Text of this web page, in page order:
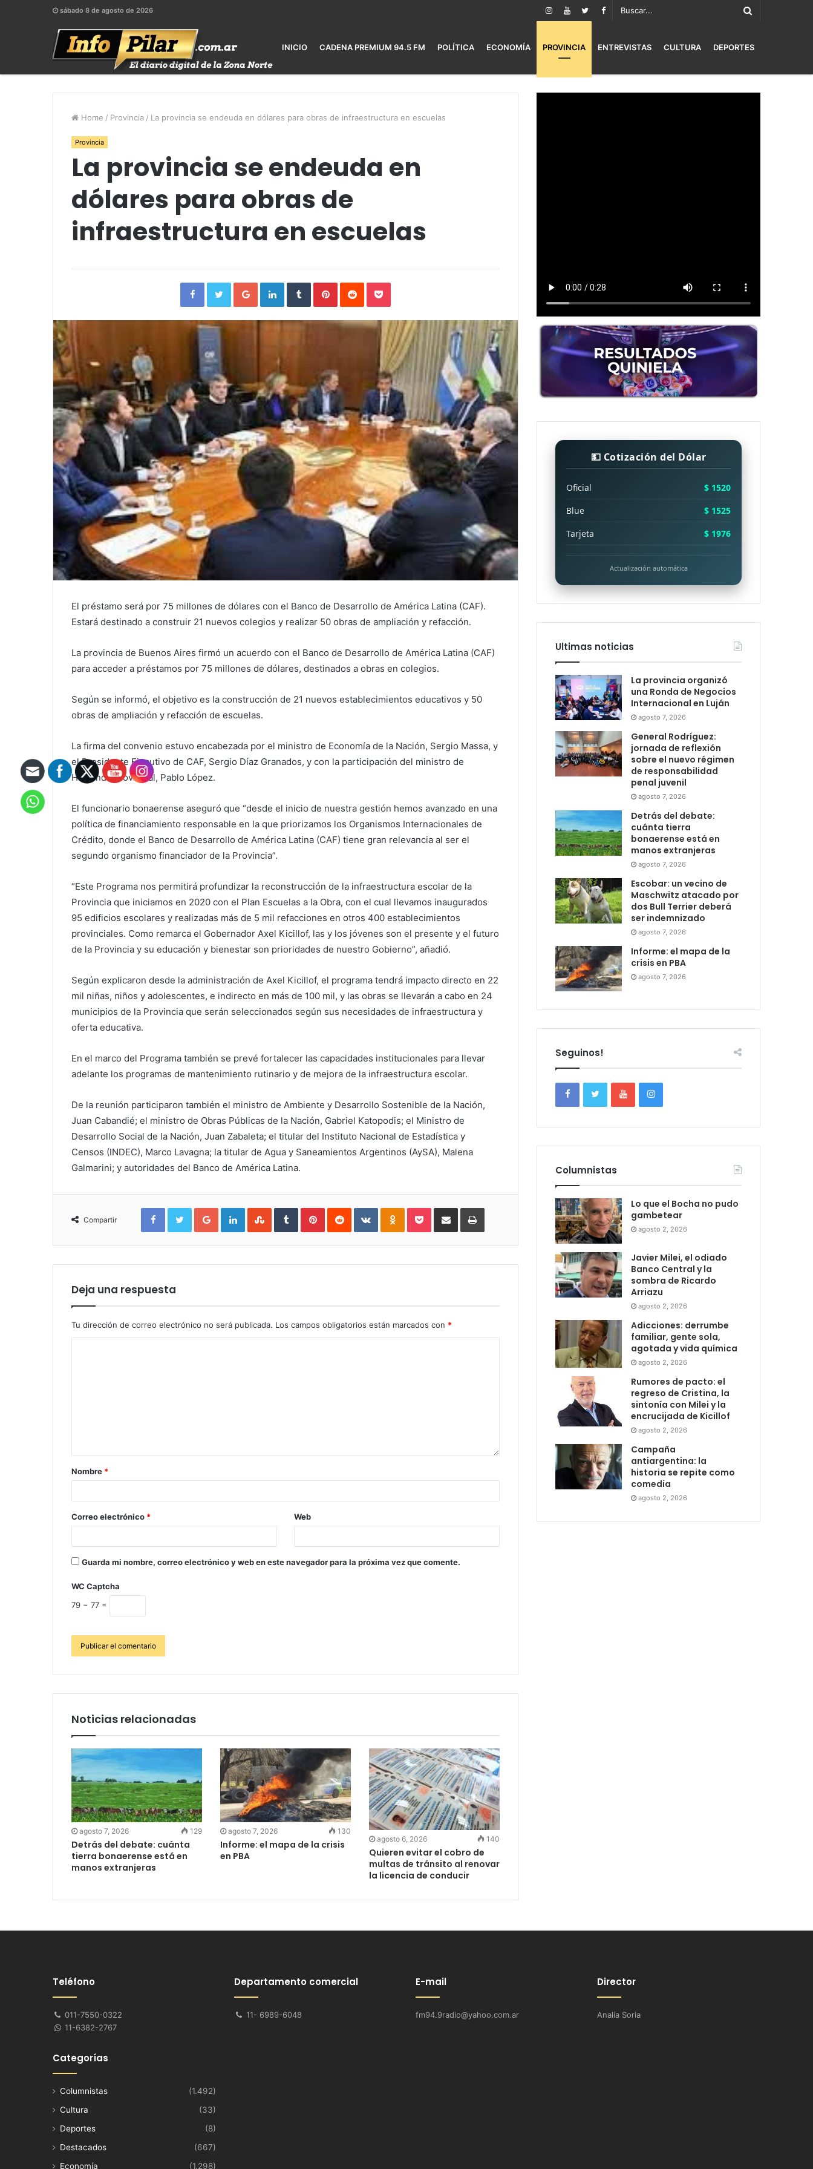
sábado 8 de agosto de 2026
INICIO CADENA PREMIUM 94.5 FM POLÍTICA ECONOMÍA PROVINCIA ENTREVISTAS CULTURA DEPORTES
Home / Provincia / La provincia se endeuda en dólares para obras de infraestructura en escuelas
Provincia
La provincia se endeuda en
dólares para obras de
infraestructura en escuelas
FacebookTwitterGoogle+LinkedInTumblrPinterestReddit Pocket
El préstamo será por 75 millones de dólares con el Banco de Desarrollo de América Latina (CAF).
Estará destinado a construir 21 nuevos colegios y realizar 50 obras de ampliación y refacción.
La provincia de Buenos Aires firmó un acuerdo con el Banco de Desarrollo de América Latina (CAF)
para acceder a préstamos por 75 millones de dólares, destinados a obras en colegios.
Según se informó, el objetivo es la construcción de 21 nuevos establecimientos educativos y 50
obras de ampliación y refacción de escuelas.
La firma del convenio estuvo encabezada por el ministro de Economía de la Nación, Sergio Massa, y
el Presidente Ejecutivo de CAF, Sergio Díaz Granados, y con la participación del ministro de
Hacienda provincial, Pablo López.
El funcionario bonaerense aseguró que “desde el inicio de nuestra gestión hemos avanzado en una
política de financiamiento responsable en la que priorizamos los Organismos Internacionales de
Crédito, donde el Banco de Desarrollo de América Latina (CAF) tiene gran relevancia al ser el
segundo organismo financiador de la Provincia”.
“Este Programa nos permitirá profundizar la reconstrucción de la infraestructura escolar de la
Provincia que iniciamos en 2020 con el Plan Escuelas a la Obra, con el cual llevamos inaugurados
95 edificios escolares y realizadas más de 5 mil refacciones en otros 400 establecimientos
provinciales. Como remarca el Gobernador Axel Kicillof, las y los jóvenes son el presente y el futuro
de la Provincia y su educación y bienestar son prioridades de nuestro Gobierno”, añadió.
Según explicaron desde la administración de Axel Kicillof, el programa tendrá impacto directo en 22
mil niñas, niños y adolescentes, e indirecto en más de 100 mil, y las obras se llevarán a cabo en 24
municipios de la Provincia que serán seleccionados según sus necesidades de infraestructura y
oferta educativa.
En el marco del Programa también se prevé fortalecer las capacidades institucionales para llevar
adelante los programas de mantenimiento rutinario y de mejora de la infraestructura escolar.
De la reunión participaron también el ministro de Ambiente y Desarrollo Sostenible de la Nación,
Juan Cabandié; el ministro de Obras Públicas de la Nación, Gabriel Katopodis; el Ministro de
Desarrollo Social de la Nación, Juan Zabaleta; el titular del Instituto Nacional de Estadística y
Censos (INDEC), Marco Lavagna; la titular de Agua y Saneamientos Argentinos (AySA), Malena
Galmarini; y autoridades del Banco de América Latina.
Compartir
FacebookTwitterGoogle+LinkedInStumbleUpon
TumblrPinterestReddit VKontakteOdnoklassniki
PocketShare
Email
Print
Deja una respuesta
Tu dirección de correo electrónico no será publicada. Los campos obligatorios están marcados con *
Nombre *
Correo electrónico * Web
Guarda mi nombre, correo electrónico y web en este navegador para la próxima vez que comente.
WC Captcha
79 − 77 =
Noticias relacionadas
agosto 7, 2026 129
Detrás del debate: cuánta
tierra bonaerense está en
manos extranjeras
agosto 7, 2026 130
Informe: el mapa de la crisis
en PBA
agosto 6, 2026 140
Quieren evitar el cobro de
multas de tránsito al renovar
la licencia de conducir
💵 Cotización del Dólar
Oficial
$ 1520
Blue
$ 1525
Tarjeta
$ 1976
Actualización automática
Ultimas noticias
La provincia organizó
una Ronda de Negocios
Internacional en Luján
agosto 7, 2026
General Rodríguez:
jornada de reflexión
sobre el nuevo régimen
de responsabilidad
penal juvenil
agosto 7, 2026
Detrás del debate:
cuánta tierra
bonaerense está en
manos extranjeras
agosto 7, 2026
Escobar: un vecino de
Maschwitz atacado por
dos Bull Terrier deberá
ser indemnizado
agosto 7, 2026
Informe: el mapa de la
crisis en PBA
agosto 7, 2026
Seguinos!
Columnistas
Lo que el Bocha no pudo
gambetear
agosto 2, 2026
Javier Milei, el odiado
Banco Central y la
sombra de Ricardo
Arriazu
agosto 2, 2026
Adicciones: derrumbe
familiar, gente sola,
agotada y vida química
agosto 2, 2026
Rumores de pacto: el
regreso de Cristina, la
sintonía con Milei y la
encrucijada de Kicillof
agosto 2, 2026
Campaña
antiargentina: la
historia se repite como
comedia
agosto 2, 2026
Teléfono
011-7550-0322
11-6382-2767
Categorías
Columnistas
(1.492)
Cultura
(33)
Deportes
(8)
Destacados
(667)
Economía
(1.298)
Departamento comercial
11- 6989-6048
E-mail
fm94.9radio@yahoo.com.ar
Director
Analía Soria